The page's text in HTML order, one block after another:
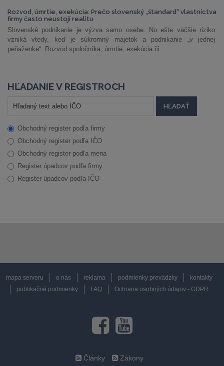
Rozvod, úmrtie, exekúcia: Prečo slovenský „štandard“ vlastníctva
firmy často neustojí realitu
Slovenské podnikanie je výzva samo osebe. No ešte väčšie riziko
vzniká vtedy, keď je súkromný majetok a podnikanie „v jednej
peňaženke“. Rozvod spoločníka, úmrtie, exekúcia či...
HĽADANIE V REGISTROCH
Obchodný register podľa firmy
Obchodný register podľa IČO
Obchodný register podľa mena
Register úpadcov podľa firmy
Register úpadcov podľa IČO
mapa serveru o nás reklama podmienky prevádzky
kontakty
publikačné podmienky
FAQ Ochrana osobných údajov - GDPR
Články Zákony